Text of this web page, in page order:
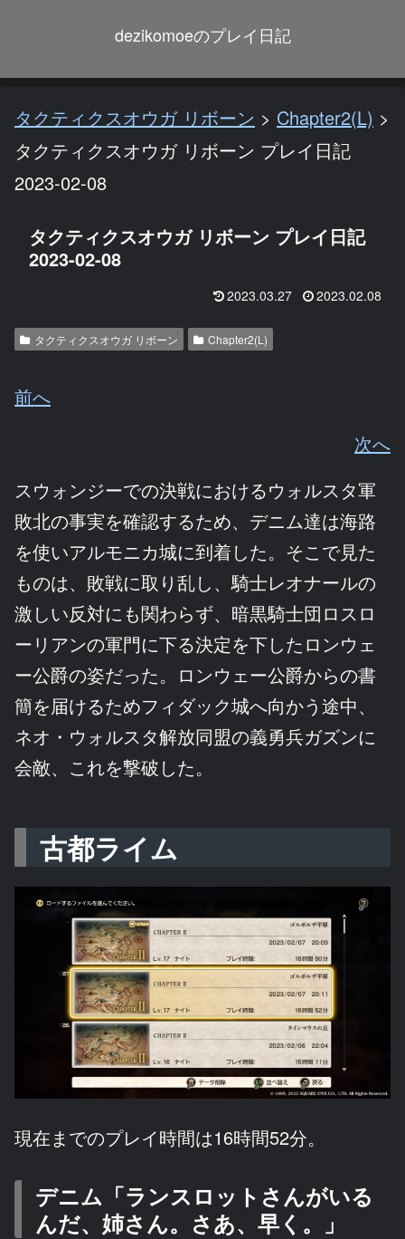
dezikomoeのプレイ日記
タクティクスオウガ リボーン > Chapter2(L) >
タクティクスオウガ リボーン プレイ日記
2023-02-08
タクティクスオウガ リボーン プレイ日記
2023-02-08
2023.03.27 2023.02.08
タクティクスオウガ リボーン Chapter2(L)
前へ
次へ
スウォンジーでの決戦におけるウォルスタ軍
敗北の事実を確認するため、デニム達は海路
を使いアルモニカ城に到着した。そこで見た
ものは、敗戦に取り乱し、騎士レオナールの
激しい反対にも関わらず、暗黒騎士団ロスロ
ーリアンの軍門に下る決定を下したロンウェ
ー公爵の姿だった。ロンウェー公爵からの書
簡を届けるためフィダック城へ向かう途中、
ネオ・ウォルスタ解放同盟の義勇兵ガズンに
会敵、これを撃破した。
古都ライム
現在までのプレイ時間は16時間52分。
デニム「ランスロットさんがいる
んだ、姉さん。さあ、早く。」